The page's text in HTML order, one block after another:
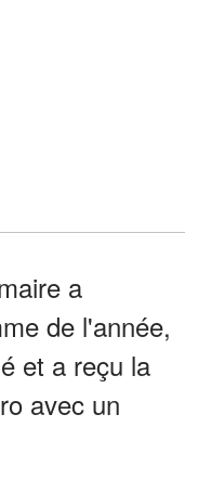
a
de l'année,
et a reçu la
avec un